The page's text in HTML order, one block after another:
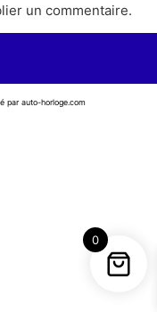
un commentaire.
par auto-horloge.com
0